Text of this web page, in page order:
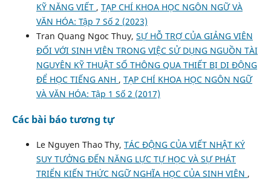
KỸ NĂNG VIẾT , TẠP CHÍ KHOA HỌC NGÔN NGỮ VÀ
VĂN HÓA: Tập 7 Số 2 (2023)
Tran Quang Ngoc Thuy, SỰ HỖ TRỢ CỦA GIẢNG VIÊN
ĐỐI VỚI SINH VIÊN TRONG VIỆC SỬ DỤNG NGUỒN TÀI
NGUYÊN KỸ THUẬT SỐ THÔNG QUA THIẾT BỊ DI ĐỘNG
ĐỂ HỌC TIẾNG ANH , TẠP CHÍ KHOA HỌC NGÔN NGỮ
VÀ VĂN HÓA: Tập 1 Số 2 (2017)
Các bài báo tương tự
Le Nguyen Thao Thy, TÁC ĐỘNG CỦA VIẾT NHẬT KÝ
SUY TƯỞNG ĐẾN NĂNG LỰC TỰ HỌC VÀ SỰ PHÁT
TRIỂN KIẾN THỨC NGỮ NGHĨA HỌC CỦA SINH VIÊN ,